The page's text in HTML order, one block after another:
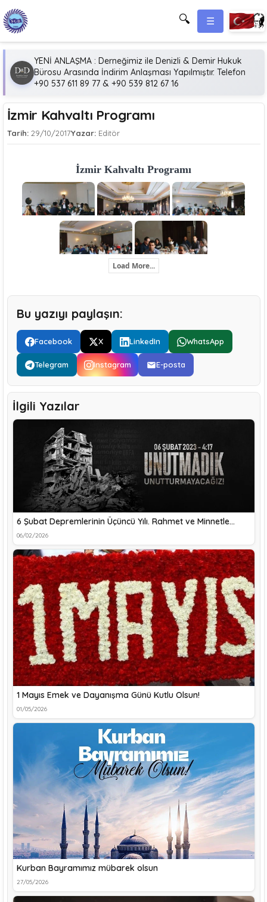
🔍 ☰
YENİ ANLAŞMA : Derneğimiz ile Denizli & Demir Hukuk
Bürosu Arasında İndirim Anlaşması Yapılmıştır. Telefon
+90 537 611 89 77 & +90 539 812 67 16
İzmir Kahvaltı Programı
Tarih: 29/10/2017Yazar:Editör
İzmir Kahvaltı Programı
Load More...
Bu yazıyı paylaşın:
Facebook X LinkedIn WhatsApp
Telegram Instagram E-posta
İlgili Yazılar
6 Şubat Depremlerinin Üçüncü Yılı. Rahmet ve Minnetle…
06/02/2026
1 Mayıs Emek ve Dayanışma Günü Kutlu Olsun!
01/05/2026
Kurban Bayramımız mübarek olsun
27/05/2026